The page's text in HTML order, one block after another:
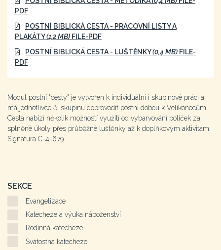
PDF
POSTNÍ BIBLICKÁ CESTA - PRACOVNÍ LISTY A
PLAKÁTY(1,2 MB) FILE-PDF
POSTNÍ BIBLICKÁ CESTA - LUŠTĚNKY(0,4 MB) FILE-
PDF
Modul postní "cesty" je vytvořen k individuální i skupinové práci a
má jednotlivce či skupinu doprovodit postní dobou k Velikonocům.
Cesta nabízí několik možností využití od vybarvování políček za
splněné úkoly přes průběžné luštěnky až k doplňkovým aktivitám.
Signatura C-4-679.
SEKCE
Evangelizace
Katecheze a výuka náboženství
Rodinná katecheze
Svátostná katecheze